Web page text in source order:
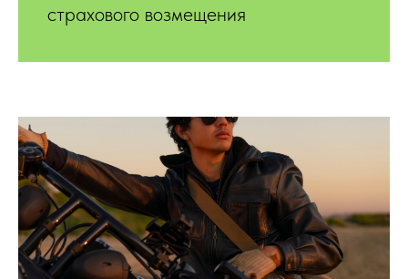
страхового возмещения